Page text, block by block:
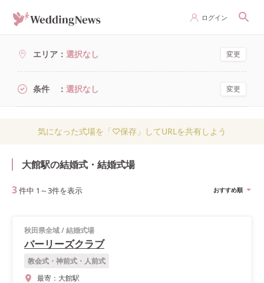
ログイン
エリア 選択なし 変更
条件 選択なし 変更
気になった式場を「♡保存」してURLを共有しよう
大館駅の結婚式・結婚式場
3件中 1 ～3件を表示 おすすめ順
秋田県全域/結婚式場
バーリーズクラブ
教会式・神前式・人前式
最寄： 大館駅